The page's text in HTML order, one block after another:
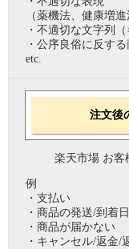
（薬機法、健康増進
・不適切な文字列（
・公序良俗に反する
etc.
注文後
楽天市場 お客
例
・支払い
・商品の発送/到着
・商品が届かない
・キャンセル/返金/